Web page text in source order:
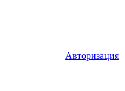
Авторизация